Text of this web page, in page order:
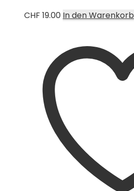
CHF 19.00 In den Warenkorb